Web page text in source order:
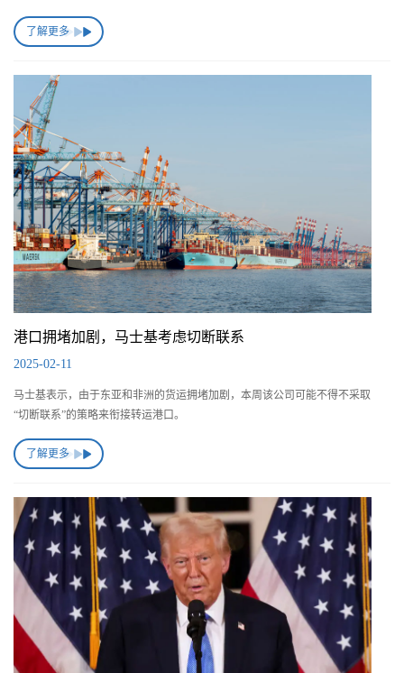
了解更多
港口拥堵加剧，马士基考虑切断联系
2025-02-11
马士基表示，由于东亚和非洲的货运拥堵加剧，本周该公司可能不得不采取
“切断联系”的策略来衔接转运港口。
了解更多